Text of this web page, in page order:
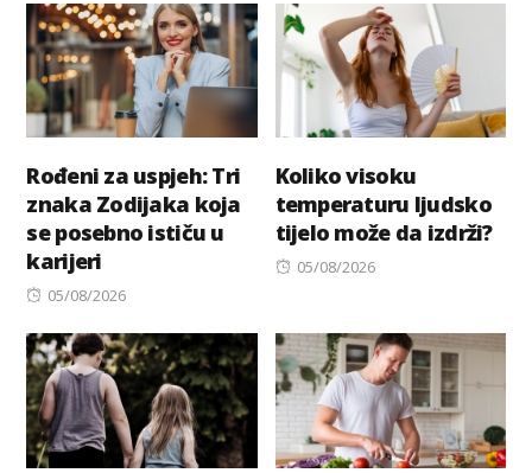
Rođeni za uspjeh: Tri
znaka Zodijaka koja
se posebno ističu u
karijeri
Posted
05/08/2026
Koliko visoku
temperaturu ljudsko
tijelo može da izdrži?
Posted
05/08/2026